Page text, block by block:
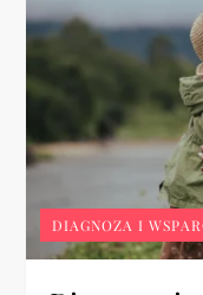
DIAGNOZA I